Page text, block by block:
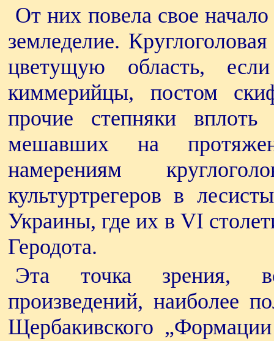
От них повела свое
земледелие.
цветущую область,
киммерийцы, постом
прочие степняки
мешавших на
намерениям
культуртрегеров в
Украины, где их в VI
Геродота.
Эта точка зрения,
произведений, наиболее
Щербакивского